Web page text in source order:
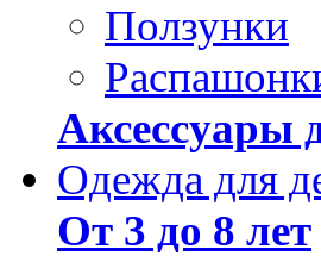
Ползунки
Аксессуары
Одежда для
От 3 до 8 лет